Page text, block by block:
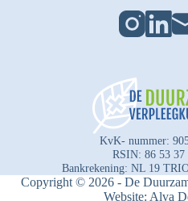
KvK- nummer:
RSIN: 86 53 37
Bankrekening: NL 19
Copyright © 2026 - De
Website: Alva